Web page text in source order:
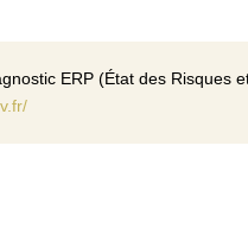
ERP (État des Risques